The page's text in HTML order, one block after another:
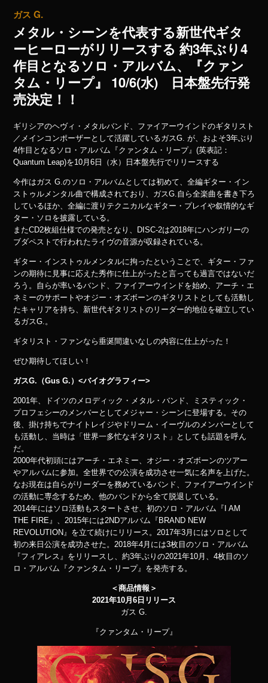
ガス G.
メタル・シーンを代表する新世代ギタ
ーヒーローがリリースする 約3年ぶり4
作目となるソロ・アルバム、『クァン
タム・リープ』 10/6(水) 日本盤先行発
売決定！！
ギリシアのヘヴィ・メタルバンド、ファイアーウインドのギタリスト
／メインコンポーザーとして活躍しているガスG. が、およそ3年ぶり
4作目となるソロ・アルバム『クァンタム・リープ』(英表記：
Quantum Leap)を10月6日（水）日本盤先行でリリースする
今作はガス G.のソロ・アルバムとしては初めて、全編ギター・イン
ストゥルメンタル曲で構成されており、ガスG.自ら全楽曲を書き下ろ
しているほか、全編に渡りテクニカルなギター・プレイや叙情的なギ
ター・ソロを披露している。
またCD2枚組仕様での発売となり、DISC-2は2018年にハンガリーの
ブダペストで行われたライヴの音源が収録されている。
ギター・インストゥルメンタルに拘ったということで、ギター・ファ
ンの期待に見事に応えた秀作に仕上がったと言っても過言ではないだ
ろう。自らが率いるバンド、ファイアーウインドを始め、アーチ・エ
ネミーのサポートやオジー・オズボーンのギタリストとしても活動し
たキャリアを持ち、新世代ギタリストのリーダー的地位を確立してい
るガスG.。
ギタリスト・ファンなら垂涎間違いなしの内容に仕上がった！
ぜひ期待してほしい！
ガスG.（Gus G.）<バイオグラフィー>
2001年、ドイツのメロディック・メタル・バンド、ミスティック・
プロフェシーのメンバーとしてメジャー・シーンに登場する。その
後、掛け持ちでナイトレイジやドリーム・イーヴルのメンバーとして
も活動し、当時は「世界一多忙なギタリスト」としても話題を呼ん
だ。
2000年代初頭にはアーチ・エネミー、オジー・オズボーンのツアー
やアルバムに参加。全世界での公演を成功させ一気に名声を上げた。
なお現在は自らがリーダーを務めているバンド、ファイアーウインド
の活動に専念するため、他のバンドから全て脱退している。
2014年にはソロ活動もスタートさせ、初のソロ・アルバム『I AM
THE FIRE』、2015年には2NDアルバム『BRAND NEW
REVOLUTION』を立て続けにリリース。2017年3月にはソロとして
初の来日公演を成功させた。2018年4月には3枚目のソロ・アルバム
『フィアレス』をリリースし、約3年ぶりの2021年10月、4枚目のソ
ロ・アルバム『クァンタム・リープ』を発売する。
＜商品情報＞
2021年10月6日リリース
ガス G.
『クァンタム・リープ』